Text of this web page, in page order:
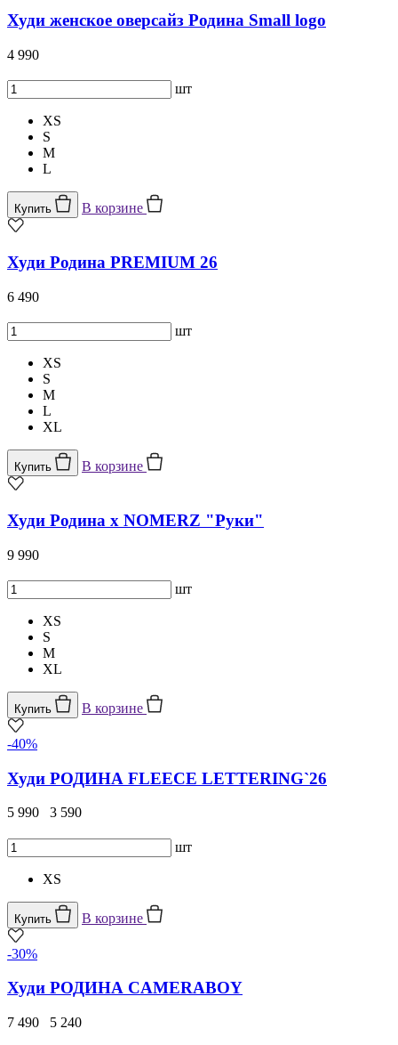
Худи женское оверсайз Родина Small logo
4 990
шт
XS
S
M
L
Купить В корзине
Худи Родина PREMIUM 26
6 490
шт
XS
S
M
L
XL
Купить В корзине
Худи Родина х NOMERZ "Руки"
9 990
шт
XS
S
M
XL
Купить В корзине
-40%
Худи РОДИНА FLEECE LETTERING`26
5 990 3 590
шт
XS
Купить В корзине
-30%
Худи РОДИНА CAMERABOY
7 490 5 240